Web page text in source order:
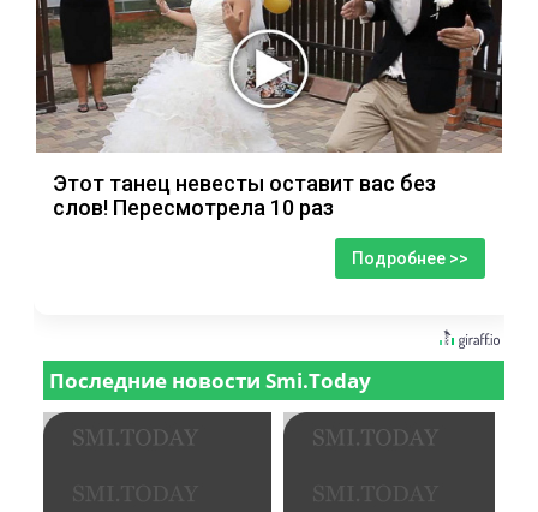
Этот танец невесты оставит вас без
слов! Пересмотрела 10 раз
Подробнее >>